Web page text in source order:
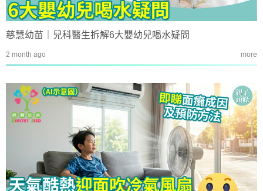
慈慧幼苗｜兒科醫生拆解6大嬰幼兒喝水疑問
2 month ago more